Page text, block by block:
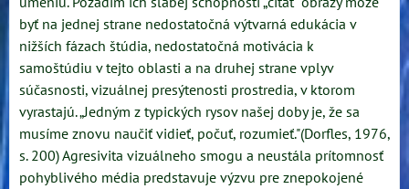
byť na jednej strane nedostatočná výtvarná edukácia v
nižších fázach štúdia, nedostatočná motivácia k
samoštúdiu v tejto oblasti a na druhej strane vplyv
súčasnosti, vizuálnej presýtenosti prostredia, v ktorom
vyrastajú. „Jedným z typických rysov našej doby je, že sa
musíme znovu naučiť vidieť, počuť, rozumieť."(Dorfles, 1976,
s. 200) Agresivita vizuálneho smogu a neustála prítomnosť
pohyblivého média predstavuje výzvu pre znepokojené